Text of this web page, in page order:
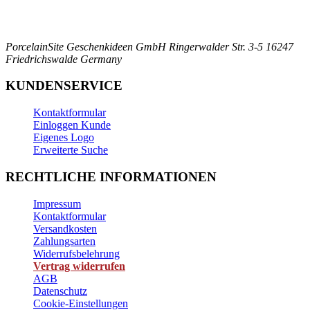
PorcelainSite Geschenkideen GmbH Ringerwalder Str. 3-5 16247
Friedrichswalde Germany
KUNDENSERVICE
Kontaktformular
Einloggen Kunde
Eigenes Logo
Erweiterte Suche
RECHTLICHE INFORMATIONEN
Impressum
Kontaktformular
Versandkosten
Zahlungsarten
Widerrufsbelehrung
Vertrag widerrufen
AGB
Datenschutz
Cookie-Einstellungen